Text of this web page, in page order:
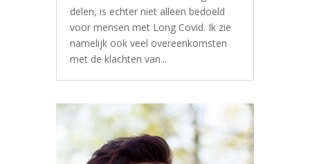
delen, is echter niet alleen bedoeld
voor mensen met Long Covid. Ik zie
namelijk ook veel overeenkomsten
met de klachten van...